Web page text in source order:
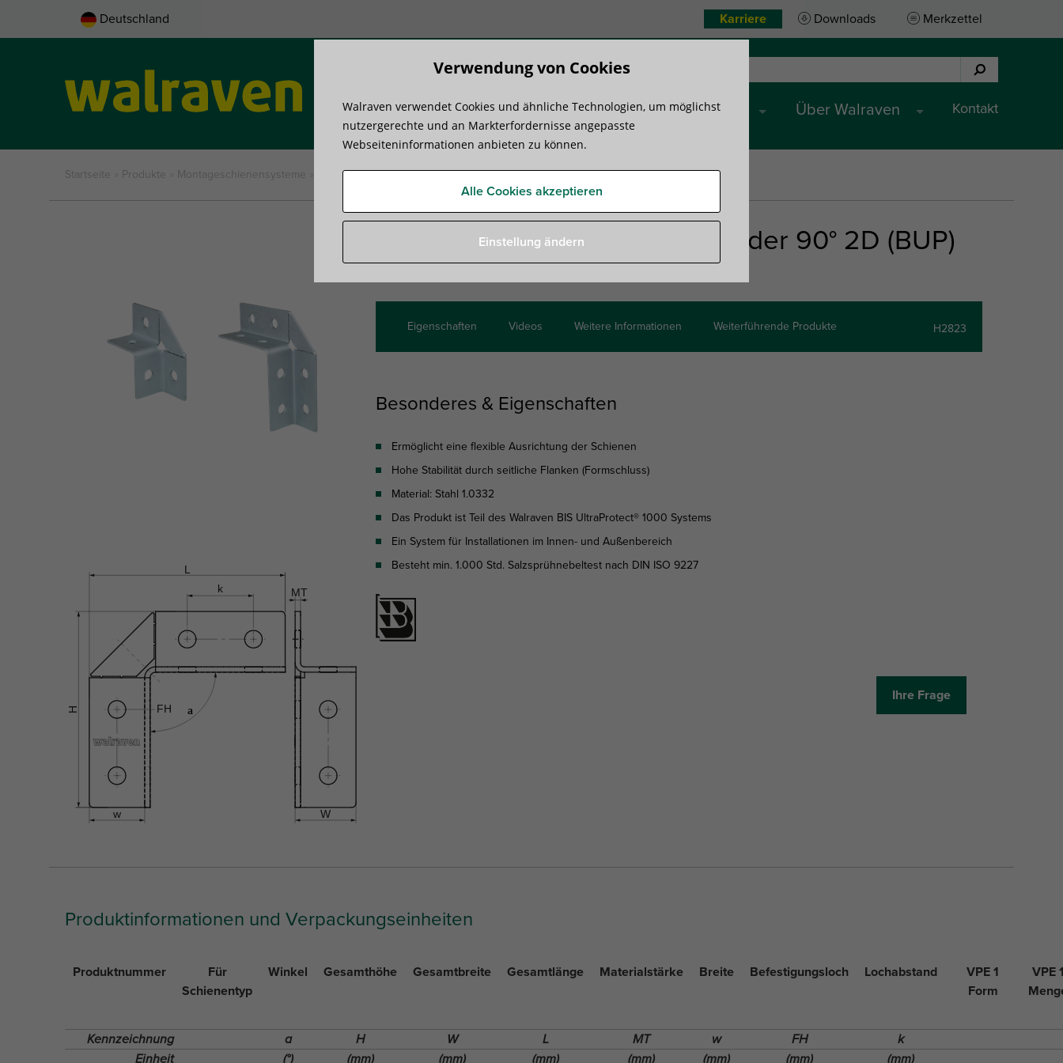
Deutschland Karriere Downloads Merkzettel
Produktsysteme Know-how Serviceleistungen Über Walraven Kontakt
Startseite Produkte Montageschienensysteme Schienenverbinder»Walraven Strut Schienenverbinder 90° 2D (BUP)
Walraven Strut Schienenverbinder 90° 2D (BUP)
Eigenschaften Videos Weitere Informationen Weiterführende Produkte H2823
Besonderes & Eigenschaften
Ermöglicht eine flexible Ausrichtung der Schienen
Hohe Stabilität durch seitliche Flanken (Formschluss)
Material: Stahl 1.0332
Das Produkt ist Teil des Walraven BIS UltraProtect® 1000 Systems
Ein System für Installationen im Innen- und Außenbereich
Besteht min. 1.000 Std. Salzsprühnebeltest nach DIN ISO 9227
Ihre Frage
Produktinformationen und Verpackungseinheiten
Produktnummer
Für
Schienentyp
Winkel Gesamthöhe Gesamtbreite Gesamtlänge Materialstärke Breite Befestigungsloch Lochabstand
VPE 1
Form
VPE
Kennzeichnung a H W L MT w FH
k
Einheit
(°) (mm) (mm) (mm) (mm) (mm) (mm) (mm)
Verwendung von Cookies
Walraven verwendet Cookies und ähnliche Technologien, um möglichst
nutzergerechte und an Markterfordernisse angepasste
Webseiteninformationen anbieten zu können.
Alle Cookies akzeptieren
Einstellung ändern